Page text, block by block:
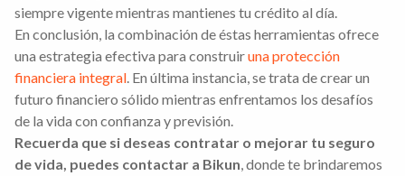
siempre vigente mientras mantienes tu crédito al día.
En conclusión, la combinación de éstas herramientas ofrece
una estrategia efectiva para construiruna protección
financiera integral. En última instancia, se trata de crear un
futuro financiero sólido mientras enfrentamos los desafíos
de la vida con confianza y previsión.
Recuerda que si deseas contratar o mejorar tu seguro
de vida, puedes contactar a Bikun, donde te brindaremos